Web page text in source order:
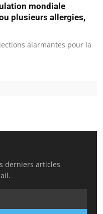
mondiale
plusieurs allergies,
alarmantes pour la
derniers articles